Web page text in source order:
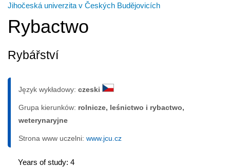
Jihočeská univerzita v Českých Budějovicích
Rybactwo
Rybářství
Język wykładowy: czeski
Grupa kierunków: rolnicze, leśnictwo i rybactwo,
weterynaryjne
Strona www uczelni: www.jcu.cz
Years of study: 4